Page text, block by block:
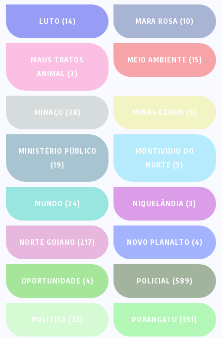
LUTO (14) MARA ROSA (10)
MAUS TRATOS
ANIMAL (2)
MEIO AMBIENTE (15)
MINAÇU (38) MINAS GERAIS (5)
MINISTÉRIO PÚBLICO
(19)
MONTIVIDIU DO
NORTE (5)
MUNDO (24) NIQUELÂNDIA (3)
NORTE GOIANO (217) NOVO PLANALTO (4)
OPORTUNIDADE (4) POLICIAL (589)
POLÍTICA (32) PORANGATU (351)